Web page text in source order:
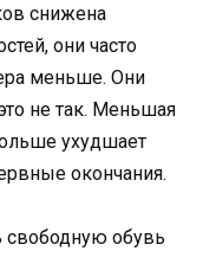
снижена
они часто
меньше. Они
не так. Меньшая
ухудшает
окончания.
свободную обувь